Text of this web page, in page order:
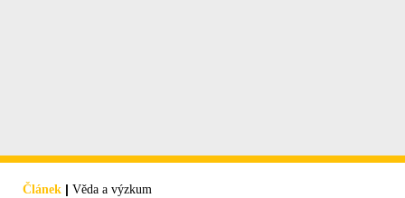
Článek | Věda a výzkum